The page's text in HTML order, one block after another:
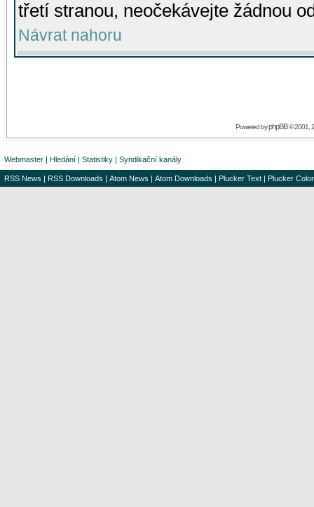
třetí stranou, neočekávejte žádnou
Návrat nahoru
Powered byphpBB© 2001,
Webmaster | Hledání | Statistiky | Syndikační kanály
RSS News | RSS Downloads | Atom News | Atom Downloads | Plucker Text | Plucker Color